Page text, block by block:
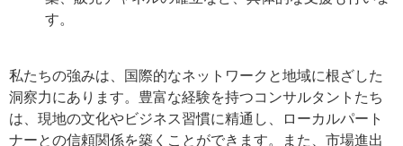
す。
私たちの強みは、国際的なネットワークと地域に根ざした
洞察力にあります。豊富な経験を持つコンサルタントたち
は、現地の文化やビジネス習慣に精通し、ローカルパート
ナーとの信頼関係を築くことができます。また、市場進出